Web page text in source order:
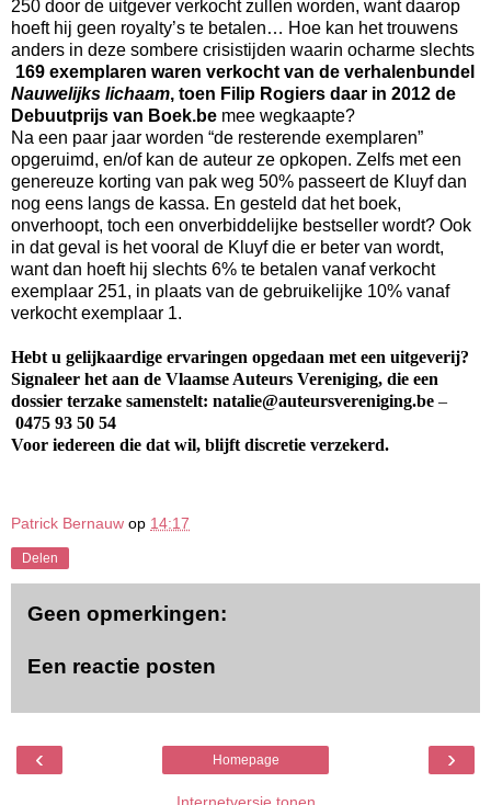
250 door de uitgever verkocht zullen worden, want daarop
hoeft hij geen royalty’s te betalen… Hoe kan het trouwens
anders in deze sombere crisistijden waarin ocharme slechts
169 exemplaren waren verkocht van de verhalenbundel
Nauwelijks lichaam, toen Filip Rogiers daar in 2012 de
Debuutprijs van Boek.be mee wegkaapte?
Na een paar jaar worden “de resterende exemplaren”
opgeruimd, en/of kan de auteur ze opkopen. Zelfs met een
genereuze korting van pak weg 50% passeert de Kluyf dan
nog eens langs de kassa. En gesteld dat het boek,
onverhoopt, toch een onverbiddelijke bestseller wordt? Ook
in dat geval is het vooral de Kluyf die er beter van wordt,
want dan hoeft hij slechts 6% te betalen vanaf verkocht
exemplaar 251, in plaats van de gebruikelijke 10% vanaf
verkocht exemplaar 1.
Hebt u gelijkaardige ervaringen opgedaan met een uitgeverij?
Signaleer het aan de Vlaamse Auteurs Vereniging, die een
dossier terzake samenstelt: natalie@auteursvereniging.be –
0475 93 50 54
Voor iedereen die dat wil, blijft discretie verzekerd.
Patrick Bernauw op 14:17
Delen
Geen opmerkingen:
Een reactie posten
‹ ›
Homepage